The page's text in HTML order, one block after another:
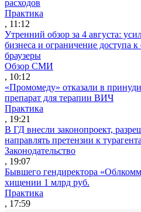
расходов
Практика
, 11:12
Утренний обзор за 4 августа:
бизнеса и ограничение доступа
браузеры
Обзор СМИ
, 10:12
«Промомеду» отказали в
препарат для терапии ВИЧ
Практика
, 19:21
В ГД внесли законопроект,
направлять претензии к
Законодательство
, 19:07
Бывшего гендиректора
хищении 1 млрд руб.
Практика
, 17:59